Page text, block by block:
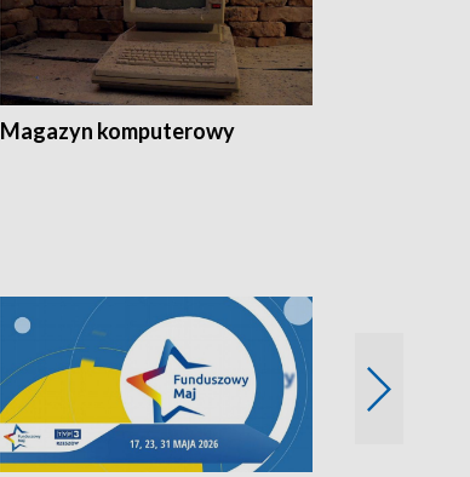
Magazyn komputerowy